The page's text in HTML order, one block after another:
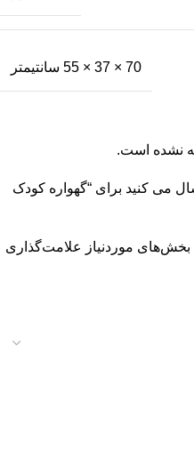
70 × 37 × 55 سانتیمتر
نشده است.
می کنید برای “گهواره کودک
بخش‌های موردنیاز علامت‌گذاری